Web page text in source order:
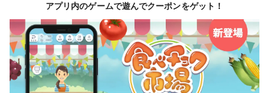
アプリ内のゲームで遊んでクーポンをゲット！